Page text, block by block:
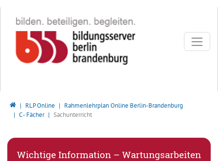
Bildungsserver Berlin - Brandenburg
RLP Online
Rahmenlehrplan Online Berlin-Brandenburg
C - Fächer
Sachunterricht
Wichtige Information – Wartungsarbeiten